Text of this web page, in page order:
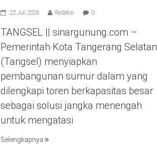
22 Juli 2026 Redaksi 0
TANGSEL || sinargunung.com –
Pemerintah Kota Tangerang Selatan
(Tangsel) menyiapkan
pembangunan sumur dalam yang
dilengkapi toren berkapasitas besar
sebagai solusi jangka menengah
untuk mengatasi
Selengkapnya